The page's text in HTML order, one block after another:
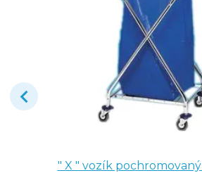
" X " vozík